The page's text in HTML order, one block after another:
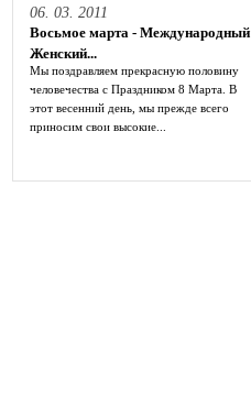
06. 03. 2011
Восьмое марта - Международный
Женский...
Мы поздравляем прекрасную половину
человечества с Праздником 8 Марта. В
этот весенний день, мы прежде всего
приносим свои высокие...